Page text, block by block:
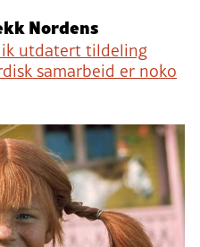
Nordens
utdatert tildeling
samarbeid er noko